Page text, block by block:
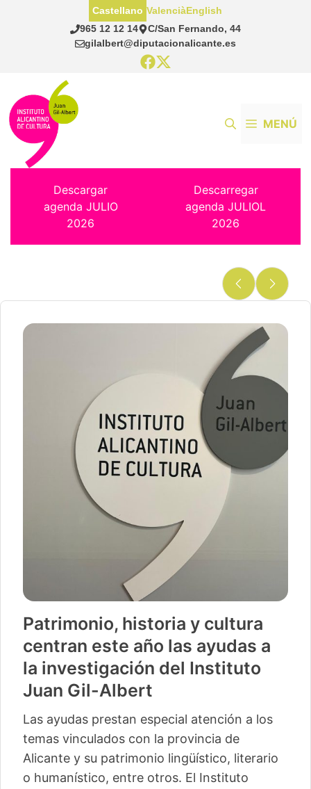
965 12 12 14
C/San Fernando, 44
gilalbert@diputacionalicante.es
Castellano ValenciàEnglish
MENÚ
Descargar
agenda JULIO
2026
Descarregar
agenda JULIOL
2026
Patrimonio, historia y cultura
centran este año las ayudas a
la investigación del Instituto
Juan Gil-Albert
Las ayudas prestan especial atención a los
temas vinculados con la provincia de
Alicante y su patrimonio lingüístico, literario
o humanístico, entre otros. El Instituto